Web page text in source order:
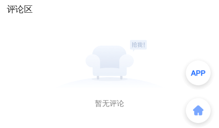
评论区
暂无评论